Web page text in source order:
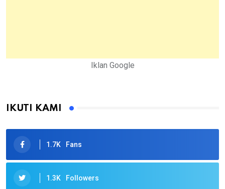
Iklan Google
IKUTI KAMI
1.7K Fans
1.3K Followers